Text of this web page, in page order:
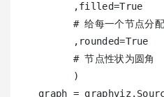
,filled=True
# 给每一个节点分配颜
,rounded=True
# 节点性状为圆角
)
graph =